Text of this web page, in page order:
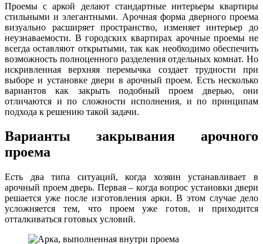
Проемы с аркой делают стандартные интерьеры квартиры
стильными и элегантными. Арочная форма дверного проема
визуально расширяет пространство, изменяет интерьер до
неузнаваемости. В городских квартирах арочные проемы не
всегда оставляют открытыми, так как необходимо обеспечить
возможность полноценного разделения отдельных комнат. Но
искривленная верхняя перемычка создает трудности при
выборе и установке двери в арочный проем. Есть несколько
вариантов как закрыть подобный проем дверью, они
отличаются и по сложности исполнения, и по принципам
подхода к решению такой задачи.
Варианты закрывания арочного
проема
Есть два типа ситуаций, когда хозяин устанавливает в
арочный проем дверь. Первая – когда вопрос установки двери
решается уже после изготовления арки. В этом случае дело
усложняется тем, что проем уже готов, и приходится
отталкиваться готовых условий.